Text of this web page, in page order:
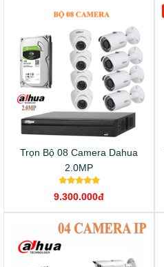
Trọn Bộ 08 Camera Dahua
2.0MP
9.300.000đ